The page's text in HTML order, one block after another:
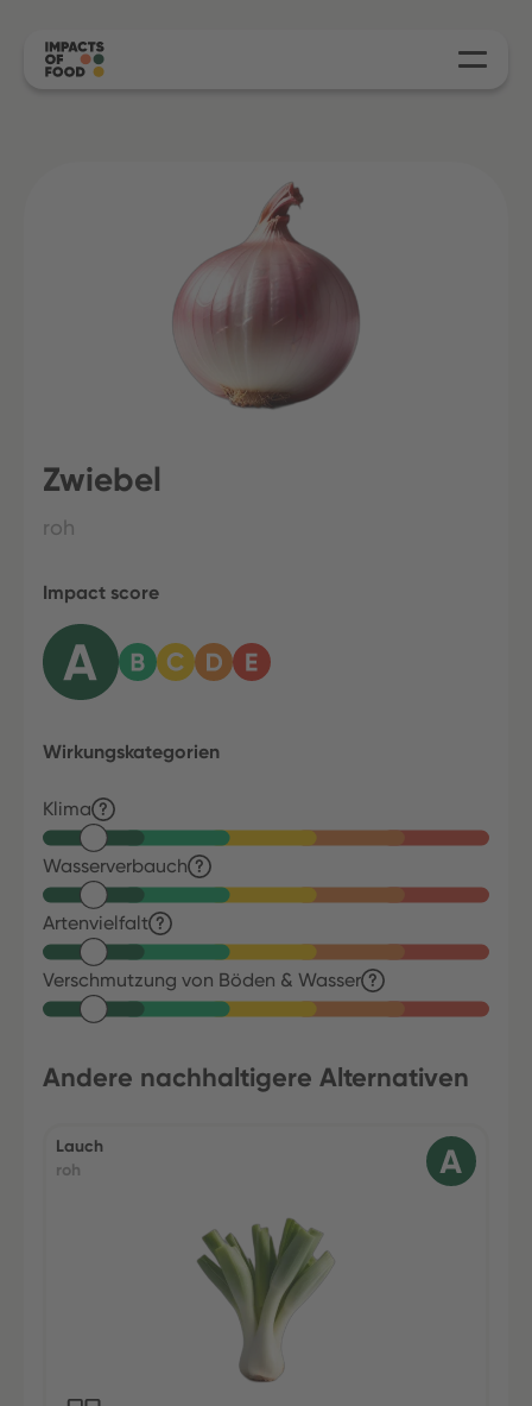
Zwiebel
roh
Impact score
Wirkungskategorien
Klima
Wasserverbauch
Artenvielfalt
Verschmutzung von Böden & Wasser
Andere nachhaltigere Alternativen
Lauch
roh